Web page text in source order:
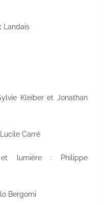
Landais
Kleiber et Jonathan
Carré
et lumière : Philippe
Bergomi